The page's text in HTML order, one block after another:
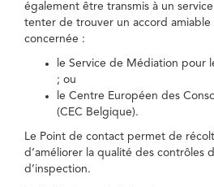
également être transmis à un
tenter de trouver un accord amiable
concernée :
le Service de Médiation pour
; ou
le Centre Européen des
(CEC Belgique).
Le Point de contact permet de
d’améliorer la qualité des contrôles
d’inspection.